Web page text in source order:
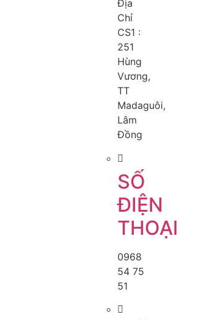
Địa
Chỉ
CS1 :
251
Hùng
Vương,
TT
Madaguôi,
Lâm
Đồng
SỐ
ĐIỆN
THOẠI
0968
54 75
51